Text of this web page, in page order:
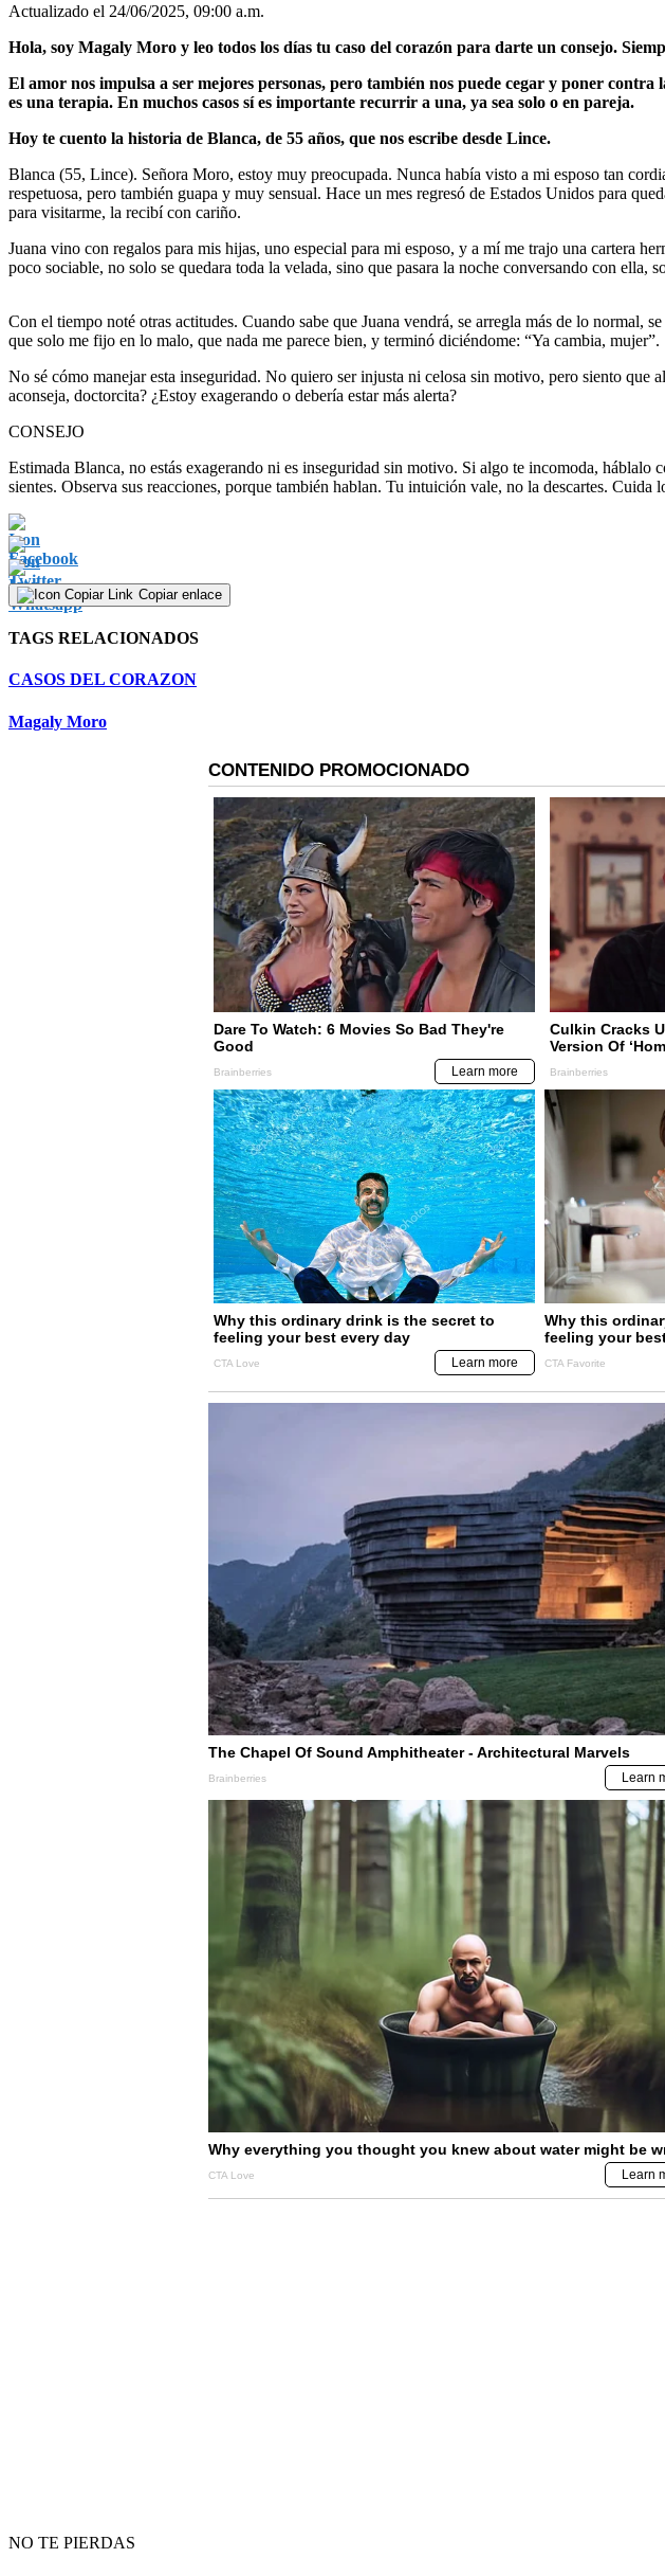
Actualizado el 24/06/2025, 09:00 a.m.
Hola, soy Magaly Moro y leo todos los días tu caso del corazón para darte un consejo.
El amor nos impulsa a ser mejores personas, pero también nos puede cegar y poner
es una terapia. En muchos casos sí es importante recurrir a una, ya sea solo o en pareja.
Hoy te cuento la historia de Blanca, de 55 años, que nos escribe desde Lince.
Blanca (55, Lince). Señora Moro, estoy muy preocupada. Nunca había visto a mi esposo tan
respetuosa, pero también guapa y muy sensual. Hace un mes regresó de Estados Unidos para
para visitarme, la recibí con cariño.
Juana vino con regalos para mis hijas, uno especial para mi esposo, y a mí me trajo una cartera
poco sociable, no solo se quedara toda la velada, sino que pasara la noche conversando con ella,
Con el tiempo noté otras actitudes. Cuando sabe que Juana vendrá, se arregla más de lo
que solo me fijo en lo malo, que nada me parece bien, y terminó diciéndome: “Ya cambia, mujer”.
No sé cómo manejar esta inseguridad. No quiero ser injusta ni celosa sin motivo, pero siento
aconseja, doctorcita? ¿Estoy exagerando o debería estar más alerta?
CONSEJO
Estimada Blanca, no estás exagerando ni es inseguridad sin motivo. Si algo te incomoda,
sientes. Observa sus reacciones, porque también hablan. Tu intuición vale, no la descartes. Cuida
Copiar enlace
TAGS RELACIONADOS
CASOS DEL CORAZON
Magaly Moro
NO TE PIERDAS